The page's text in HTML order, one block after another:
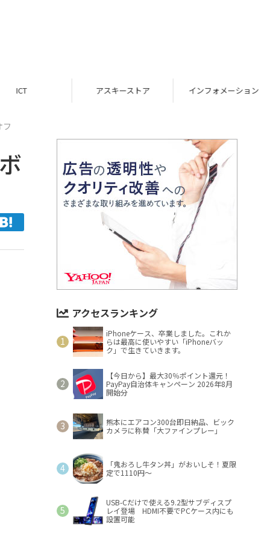
ICT アスキーストア インフォメーション
アクセスランキング
iPhoneケース、卒業しました。これか
らは最高に使いやすい「iPhoneバッ
ク」で生きていきます。
【今日から】最大30％ポイント還元！
PayPay自治体キャンペーン 2026年8月
開始分
熊本にエアコン300台即日納品、ビック
カメラに称賛「大ファインプレー」
「鬼おろし牛タン丼」がおいしそ！夏限
定で1110円～
USB-Cだけで使える9.2型サブディスプ
レイ登場 HDMI不要でPCケース内にも
設置可能